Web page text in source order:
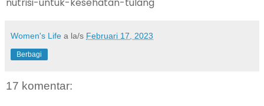
Women's Life a la/s Februari 17, 2023
Berbagi
17 komentar: